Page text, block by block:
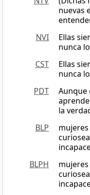
nuevas
NVI
Ellas
nunca
CST
Ellas
nunca
PDT
Aunque
la
BLP
BLPH